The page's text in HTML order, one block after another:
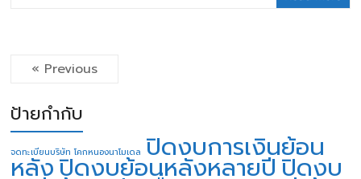
« Previous
ป้ายกำกับ
จดทะเบียนบริษัท โคกหนองนาโมเดล ปิดงบการเงินย้อน
หลังปิดงบย้อนหลังหลายปี ปิดงบ